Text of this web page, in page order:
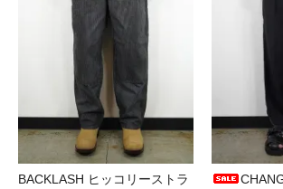
BACKLASH ヒッコリーストラ